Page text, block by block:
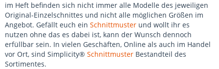
im Heft befinden sich nicht immer alle Modelle des jeweiligen
Original-Einzelschnittes und nicht alle möglichen Größen im
Angebot. Gefällt euch ein Schnittmuster und wollt ihr es
nutzen ohne das es dabei ist, kann der Wunsch dennoch
erfüllbar sein. In vielen Geschäften, Online als auch im Handel
vor Ort, sind Simplicity® Schnittmuster Bestandteil des
Sortimentes.